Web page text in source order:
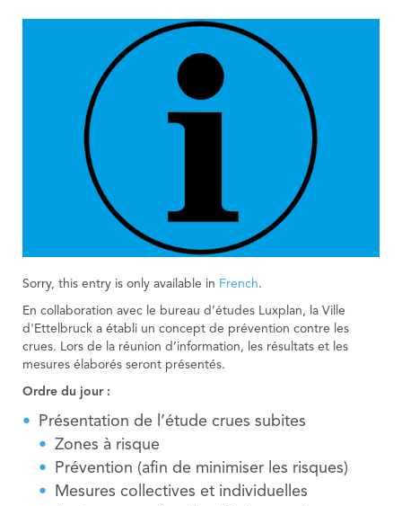
Sorry, this entry is only available in French.
En collaboration avec le bureau d’études Luxplan, la Ville
d'Ettelbruck a établi un concept de prévention contre les
crues. Lors de la réunion d’information, les résultats et les
mesures élaborés seront présentés.
Ordre du jour :
Présentation de l’étude crues subites
Zones à risque
Prévention (afin de minimiser les risques)
Mesures collectives et individuelles